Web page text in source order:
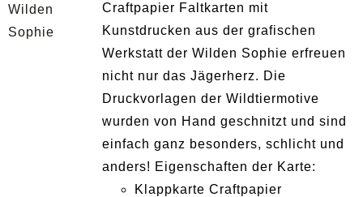
Craftpapier Faltkarten mit
Kunstdrucken aus der grafischen
Werkstatt der Wilden Sophie erfreuen
nicht nur das Jägerherz. Die
Druckvorlagen der Wildtiermotive
wurden von Hand geschnitzt und sind
einfach ganz besonders, schlicht und
anders! Eigenschaften der Karte:
Klappkarte Craftpapier